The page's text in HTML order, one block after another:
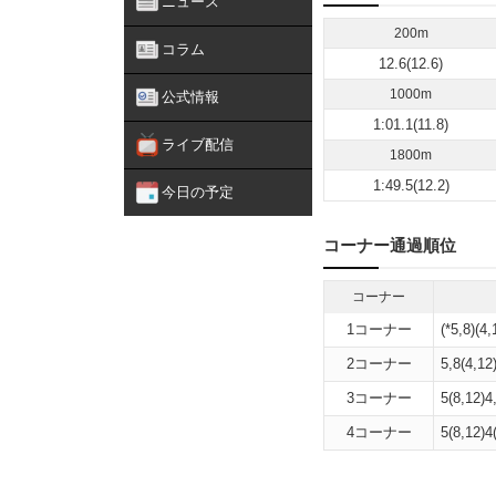
コラム
公式情報
ライブ配信
今日の予定
200m
12.6(12.6)
1000m
1:01.1(11.8)
1800m
1:49.5(12.2)
コーナー通過順位
コーナー
1コーナー
2コーナー
3コーナー
4コーナー